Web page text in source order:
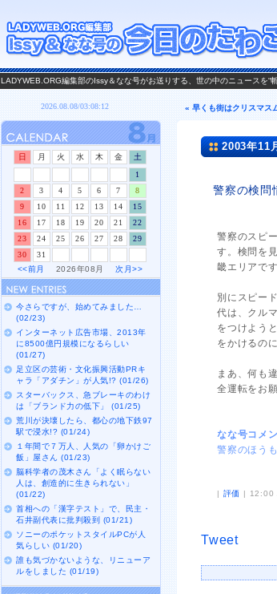
LADYWEB.ORG編集部のIssy＆なな号がお送りする、世の中のニュースを“
« 早くも街はクリスマス
2003年11
警察の検問
警察のスピ
す。検問を
畿エリアで
別にスピー
代は、クル
をつけよう
をかけるの
まあ、何も
全運転をお
なな号コ
警察のほう
| 評価 |
Tweet
日 月 火 水 木 金
土
1
2
3 4 5 6 7
8
9
10 11 12 13 14
15
16
17 18 19 20 21
22
23
24 25 26 27 28
29
30
31
<<前月
2026年08月次月>>
今さらですが、始めてみました…
(02/23)
インターネット広告市場、2013年
に8500億円規模になるらしい
(01/27)
足立区の芸術・文化振興活動PRキ
ャラ「アダチン」が人気!? (01/26)
スターバックス、急ブレーキのわけ
は「ブランド力の低下」 (01/25)
荒川が決壊したら、都心の地下鉄97
駅で浸水!? (01/24)
１年間で７万人、人気の「卵かけご
飯」屋さん (01/23)
脳科学者の茂木さん「よく眠らない
人は、創造的に生きられない」
(01/22)
首相への「漢字テスト」で、民主・
石井副代表に批判殺到 (01/21)
ソニーのポケットスタイルPCが人
気らしい (01/20)
誰も気づかないような、リニューア
ルをしました (01/19)